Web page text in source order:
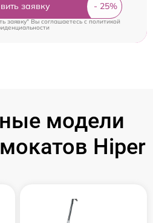
заявку
заявку" Вы соглашаетесь c политикой
модели
Hiper